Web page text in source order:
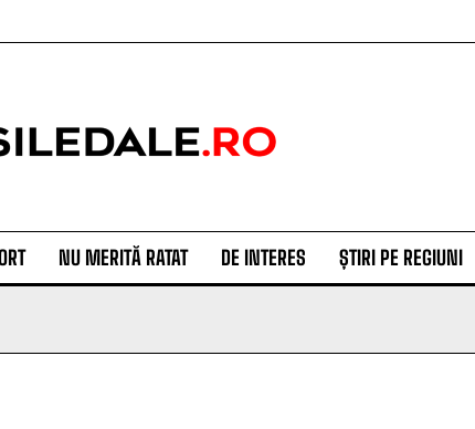
NU MERITĂ RATAT DE INTERES ȘTIRI PE REGIUNI